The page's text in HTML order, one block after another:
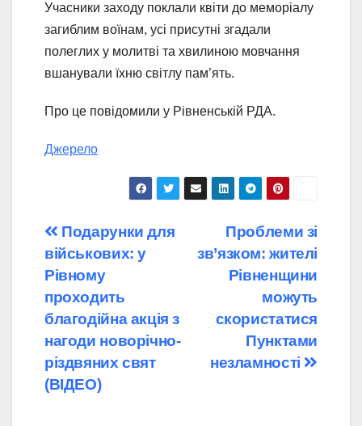
Учасники заходу поклали квіти до меморіалу
загиблим воїнам, усі присутні згадали
полеглих у молитві та хвилиною мовчання
вшанували їхню світлу пам’ять.
Про це повідомили у Рівненській РДА.
Джерело
Навігація
записів
Проблеми зі
зв’язком: жителі
Рівненщини
можуть
скористатися
Пунктами
незламності
Подарунки для
військових: у
Рівному
проходить
благодійна акція з
нагоди новорічно-
різдвяних свят
(ВІДЕО)